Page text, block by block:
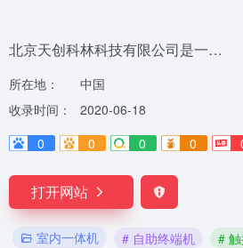
北京天创科林科技有限公司是一…
所在地：
中国
收录时间：
2020-06-18
0
0 0 0
打开网站
室内一体机 # 自助终端机
#